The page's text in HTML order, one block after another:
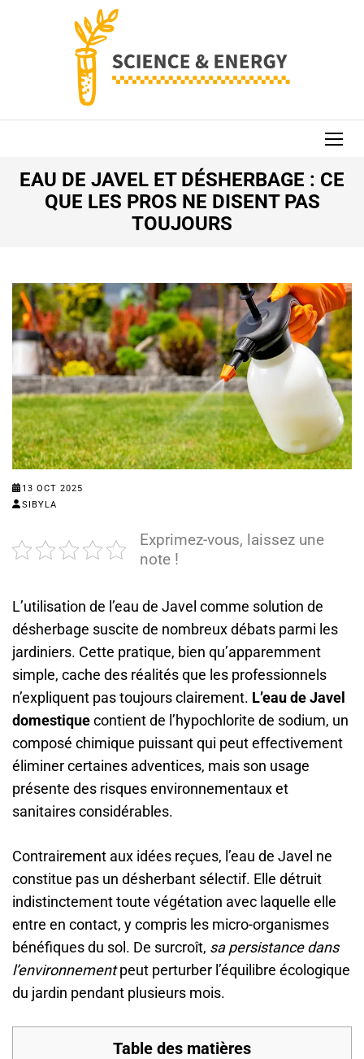
SCIENCE AND
EAU DE JAVEL ET DÉSHERBAGE : CE
QUE LES PROS NE DISENT PAS
TOUJOURS
13 OCT 2025
SIBYLA
Exprimez-vous, laissez une
note !
L’utilisation de l’eau de Javel comme solution de
désherbage suscite de nombreux débats parmi les
jardiniers. Cette pratique, bien qu’apparemment
simple, cache des réalités que les professionnels
n’expliquent pas toujours clairement. L’eau de Javel
domestiquecontient de l’hypochlorite de sodium, un
composé chimique puissant qui peut effectivement
éliminer certaines adventices, mais son usage
présente des risques environnementaux et
sanitaires considérables.
Contrairement aux idées reçues, l’eau de Javel ne
constitue pas un désherbant sélectif. Elle détruit
indistinctement toute végétation avec laquelle elle
entre en contact, y compris les micro-organismes
bénéfiques du sol. De surcroît, sa persistance dans
l’environnementpeut perturber l’équilibre écologique
du jardin pendant plusieurs mois.
Table des matières